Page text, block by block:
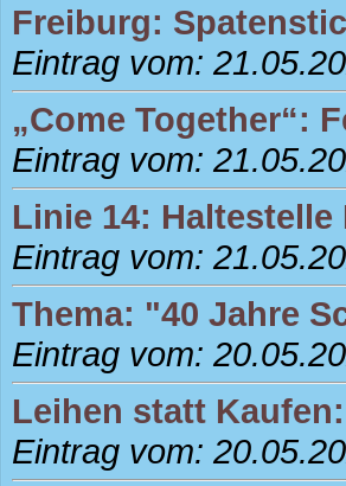
Freiburg:
Eintrag vom:
„Come Together“:
Eintrag vom:
Linie 14:
Eintrag vom:
Thema: "40 Jahre
Eintrag vom:
Leihen statt
Eintrag vom: